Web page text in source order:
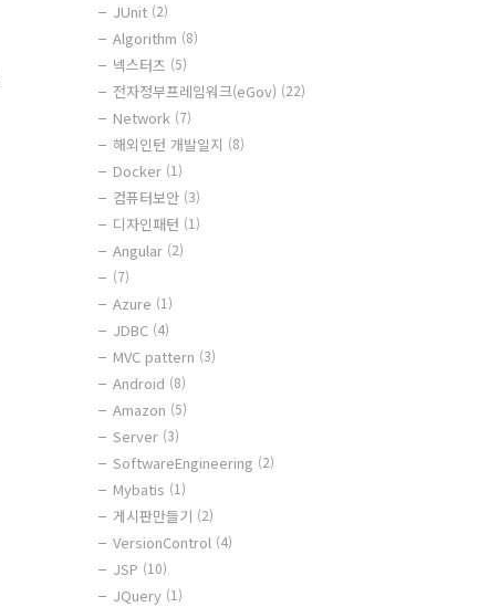
JUnit (2)
Algorithm (8)
넥스터즈 (5)
전자정부프레임워크(eGov) (22)
Network (7)
해외인턴 개발일지 (8)
Docker (1)
컴퓨터보안 (3)
디자인패턴 (1)
Angular (2)
(7)
Azure (1)
JDBC (4)
MVC pattern (3)
Android (8)
Amazon (5)
Server (3)
SoftwareEngineering (2)
Mybatis (1)
게시판만들기 (2)
VersionControl (4)
JSP (10)
JQuery (1)